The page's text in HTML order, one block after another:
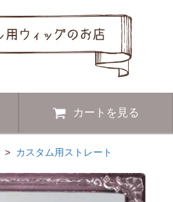
カートを見る
> カスタム用ストレート